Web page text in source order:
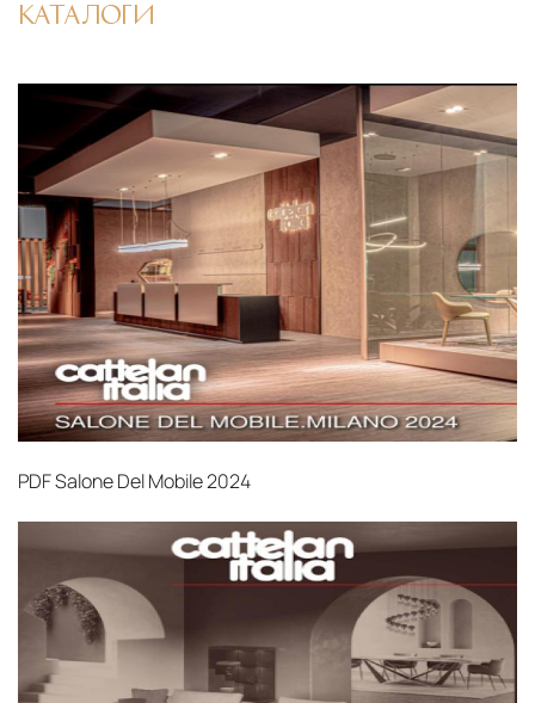
КАТАЛОГИ
PDFSalone Del Mobile 2024